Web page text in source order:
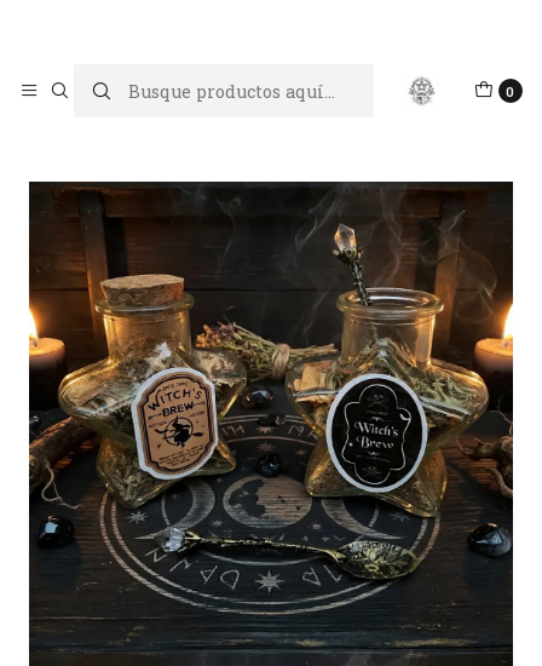
0
Inicio Sales y Kits Rituales Mix de hierbas mágicas